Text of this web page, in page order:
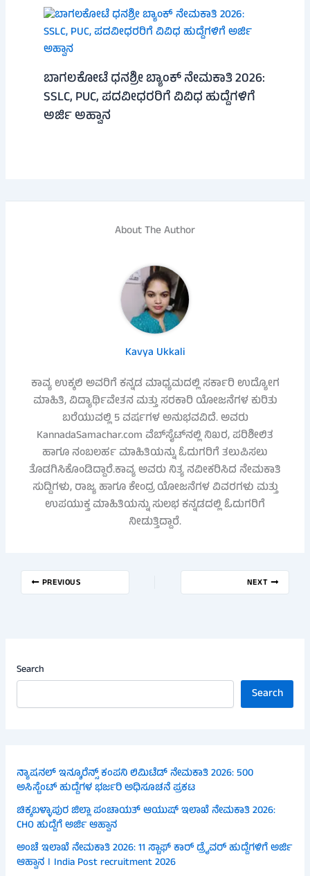
ಬಾಗಲಕೋಟೆ ಧನಶ್ರೀ ಬ್ಯಾಂಕ್ ನೇಮಕಾತಿ 2026:
SSLC, PUC, ಪದವೀಧರರಿಗೆ ವಿವಿಧ ಹುದ್ದೆಗಳಿಗೆ
ಅರ್ಜಿ ಅಹ್ವಾನ
About The Author
Kavya Ukkali
ಕಾವ್ಯ ಉಕ್ಕಲಿ ಅವರಿಗೆ ಕನ್ನಡ ಮಾಧ್ಯಮದಲ್ಲಿ ಸರ್ಕಾರಿ ಉದ್ಯೋಗ
ಮಾಹಿತಿ, ವಿದ್ಯಾರ್ಥಿವೇತನ ಮತ್ತು ಸರಕಾರಿ ಯೋಜನೆಗಳ ಕುರಿತು
ಬರೆಯುವಲ್ಲಿ 5 ವರ್ಷಗಳ ಅನುಭವವಿದೆ. ಅವರು
KannadaSamachar.com ವೆಬ್‌ಸೈಟ್‌ನಲ್ಲಿ ನಿಖರ, ಪರಿಶೀಲಿತ
ಹಾಗೂ ನಂಬಲರ್ಹ ಮಾಹಿತಿಯನ್ನು ಓದುಗರಿಗೆ ತಲುಪಿಸಲು
ತೊಡಗಿಸಿಕೊಂಡಿದ್ದಾರೆ.ಕಾವ್ಯ ಅವರು ನಿತ್ಯ ನವೀಕರಿಸಿದ ನೇಮಕಾತಿ
ಸುದ್ದಿಗಳು, ರಾಜ್ಯ ಹಾಗೂ ಕೇಂದ್ರ ಯೋಜನೆಗಳ ವಿವರಗಳು ಮತ್ತು
ಉಪಯುಕ್ತ ಮಾಹಿತಿಯನ್ನು ಸುಲಭ ಕನ್ನಡದಲ್ಲಿ ಓದುಗರಿಗೆ
ನೀಡುತ್ತಿದ್ದಾರೆ.
PREVIOUS NEXT
Search
Search
ನ್ಯಾಷನಲ್ ಇನ್ಶೂರೆನ್ಸ್ ಕಂಪನಿ ಲಿಮಿಟೆಡ್ ನೇಮಕಾತಿ 2026: 500
ಅಸಿಸ್ಟೆಂಟ್ ಹುದ್ದೆಗಳ ಭರ್ಜರಿ ಅಧಿಸೂಚನೆ ಪ್ರಕಟ
ಚಿಕ್ಕಬಳ್ಳಾಪುರ ಜಿಲ್ಲಾ ಪಂಚಾಯತ್ ಆಯುಷ್ ಇಲಾಖೆ ನೇಮಕಾತಿ 2026:
CHO ಹುದ್ದೆಗೆ ಅರ್ಜಿ ಆಹ್ವಾನ
ಅಂಚೆ ಇಲಾಖೆ ನೇಮಕಾತಿ 2026: 11 ಸ್ಟಾಫ್ ಕಾರ್ ಡ್ರೈವರ್ ಹುದ್ದೆಗಳಿಗೆ ಅರ್ಜಿ
ಆಹ್ವಾನ । India Post recruitment 2026